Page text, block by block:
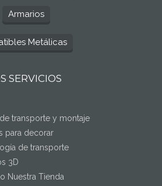
Armarios
Metálicas
SERVICIOS
transporte y montaje
para decorar
de transporte
3D
Nuestra Tienda